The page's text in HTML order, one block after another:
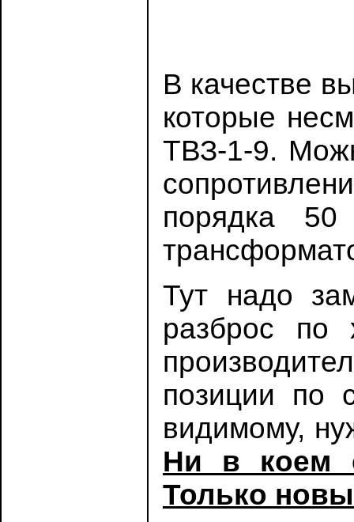
В качестве
которые
ТВЗ-1-9.
порядка 50
Тут надо
разброс по
позиции по
видимому,
Ни в коем
Только